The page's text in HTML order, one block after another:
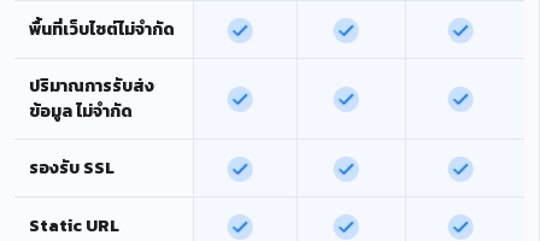
พื้นที่เว็บไซต์ไม่จำกัด
ปริมาณการรับส่ง
ข้อมูล ไม่จำกัด
รองรับ SSL
Static URL